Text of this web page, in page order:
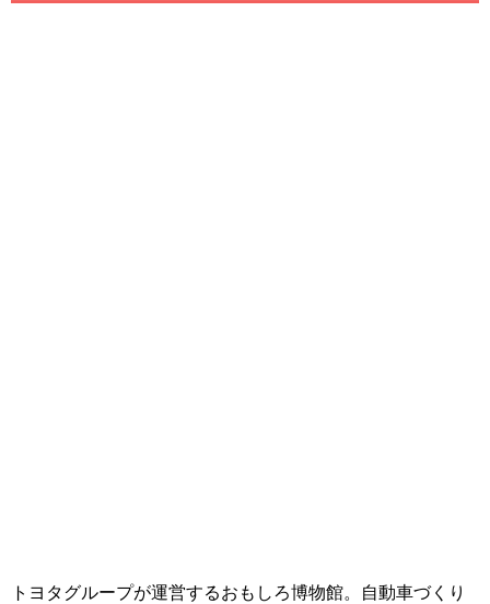
トヨタグループが運営するおもしろ博物館。自動車づくり